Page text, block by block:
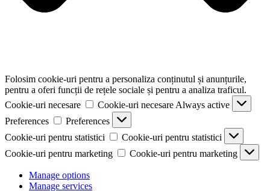
Folosim cookie-uri pentru a personaliza conținutul și anunțurile,
pentru a oferi funcții de rețele sociale și pentru a analiza traficul.
Cookie-uri necesare
Cookie-uri necesare Always active
Preferences
Preferences
Cookie-uri pentru statistici
Cookie-uri pentru statistici
Cookie-uri pentru marketing
Cookie-uri pentru marketing
Manage options
Manage services